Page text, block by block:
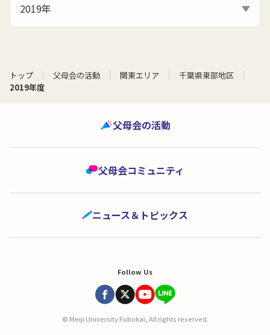
2019年
トップ 父母会の活動 関東エリア
千葉県東部地区
2019年度
父母会の活動
父母会コミュニティ
ニュース＆トピックス
Follow Us
© Meiji University Fubokai, All rights reserved.